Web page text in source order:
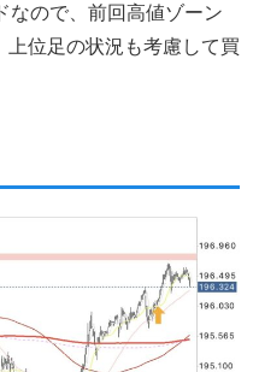
なので、前回高値ゾーン
上位足の状況も考慮して買